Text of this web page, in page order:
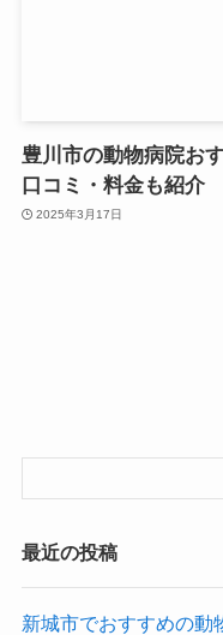
豊川市の動物病院お
口コミ・料金も紹介
2025年3月17日
最近の投稿
新城市でおすすめの動